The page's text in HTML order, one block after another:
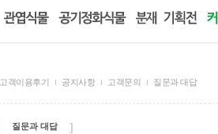
고객이용후기 공지사항 고객문의 질문과 대답
질문과 대답 ]